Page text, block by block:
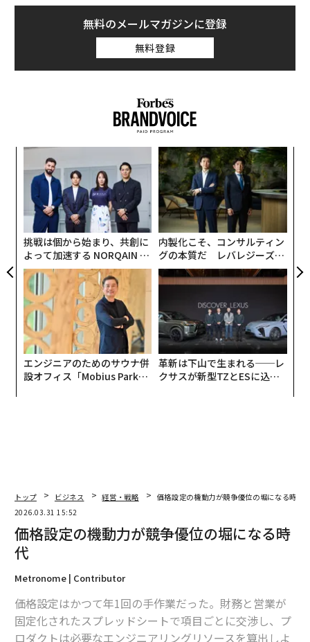
無料のメールマガジンに登録
無料登録
挑戦は個から始まり、共創に
よって加速する NORQAIN JA
PAN 特別座談会
内製化こそ、コンサルティン
グの本質だ レバレジーズが
実践する、次世代ファームの
全貌
エンジニアのためのサウナ併
設オフィス「Mobius Park」
革新は下山で生まれる──レ
クサスが新型TZとESに込め
トップ ビジネス 経営・戦略
価格設定の機動力が競争優位の堀になる時代
2026.03.31 15:52
価格設定の機動力が競争優位の堀になる時
代
Metronome | Contributor
価格設定はかつて年1回の手作業だった。財務と営業が
固定化されたスプレッドシートで項目ごとに交渉し、プ
ロダクトは必要なエンジニアリングリソースを算出しよ